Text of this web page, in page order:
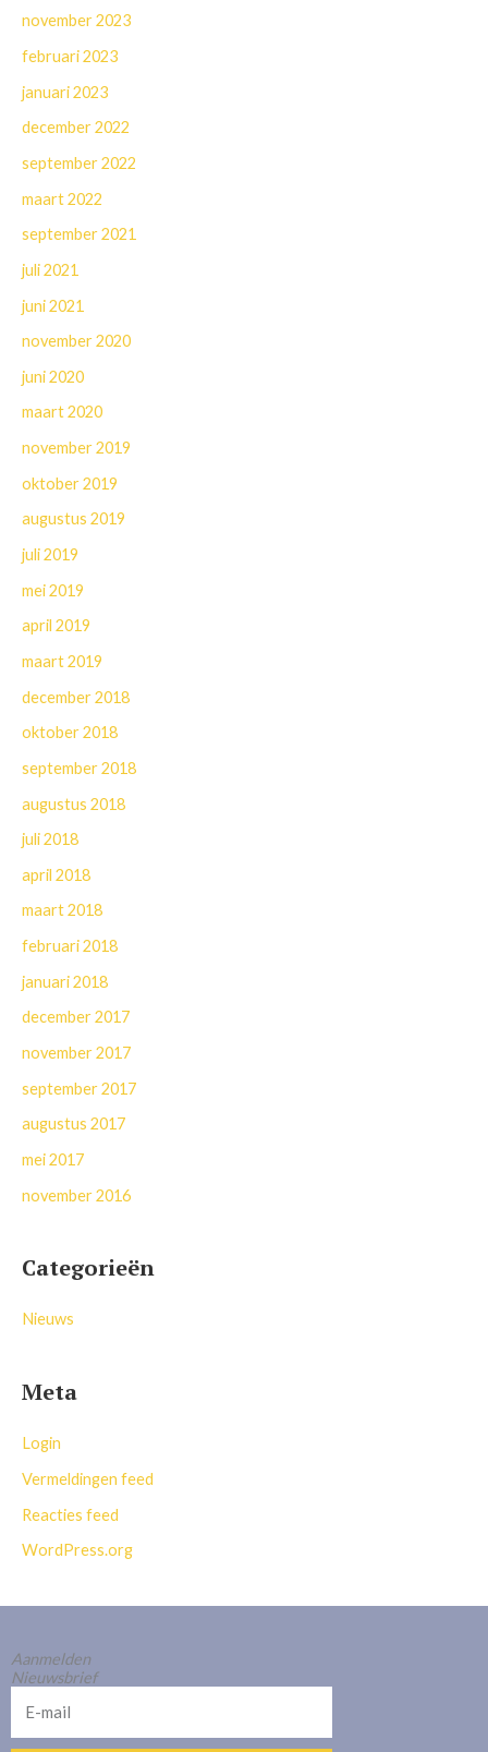
november 2023
februari 2023
januari 2023
december 2022
september 2022
maart 2022
september 2021
juli 2021
juni 2021
november 2020
juni 2020
maart 2020
november 2019
oktober 2019
augustus 2019
juli 2019
mei 2019
april 2019
maart 2019
december 2018
oktober 2018
september 2018
augustus 2018
juli 2018
april 2018
maart 2018
februari 2018
januari 2018
december 2017
november 2017
september 2017
augustus 2017
mei 2017
november 2016
Categorieën
Nieuws
Meta
Login
Vermeldingen feed
Reacties feed
WordPress.org
Aanmelden
Nieuwsbrief
mail